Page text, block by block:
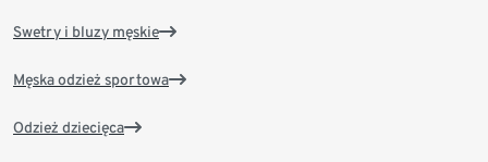
Swetry i bluzy męskie
Męska odzież sportowa
Odzież dziecięca